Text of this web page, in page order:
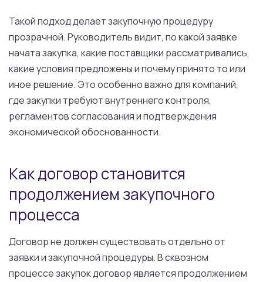
Такой подход делает закупочную процедуру
прозрачной. Руководитель видит, по какой заявке
начата закупка, какие поставщики рассматривались,
какие условия предложены и почему принято то или
иное решение. Это особенно важно для компаний,
где закупки требуют внутреннего контроля,
регламентов согласования и подтверждения
экономической обоснованности.
Как договор становится
продолжением закупочного
процесса
Договор не должен существовать отдельно от
заявки и закупочной процедуры. В сквозном
процессе закупок договор является продолжением